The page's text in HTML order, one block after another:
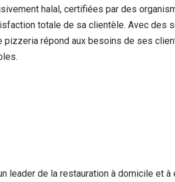
halal, certifiées par des
totale de sa clientèle. Avec
répond aux besoins de ses
leader de la restauration à domicile et